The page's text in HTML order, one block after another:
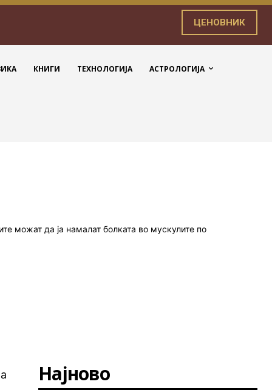
ЦЕНОВНИК
КНИГИ ТЕХНОЛОГИЈА АСТРОЛОГИЈА
Најново